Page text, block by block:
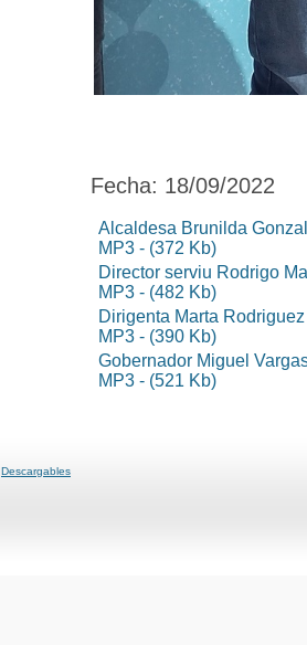
Fecha: 18/09/2022
Alcaldesa Brunilda
MP3 - (372 Kb)
Director serviu Rodrigo
MP3 - (482 Kb)
Dirigenta Marta Rodriguez
MP3 - (390 Kb)
Gobernador Miguel
MP3 - (521 Kb)
Descargables